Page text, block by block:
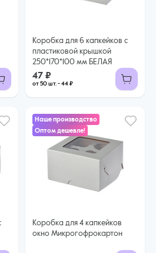
Коробка для 6 капкейков с
пластиковой крышкой
250*170*100 мм БЕЛАЯ
47 ₽
от 50 шт. - 44 ₽
Наше производство
Оптом дешевле!
Коробка для 4 капкейков
окно Микрогофрокартон
от 25 шт.